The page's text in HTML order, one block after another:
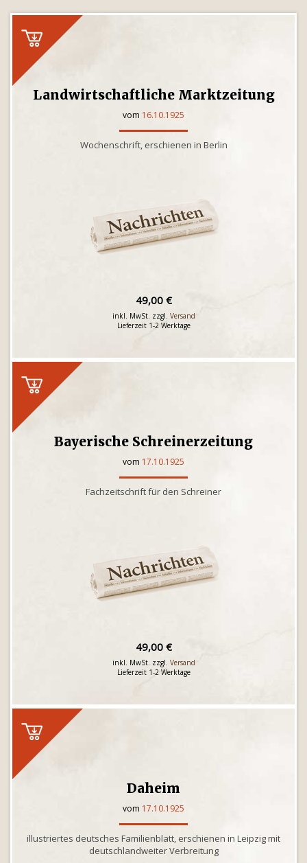
Landwirtschaftliche Marktzeitung
vom 16.10.1925
Wochenschrift, erschienen in Berlin
49,00 €
inkl. MwSt. zzgl. Versand
Lieferzeit 1-2 Werktage
Bayerische Schreinerzeitung
vom 17.10.1925
Fachzeitschrift für den Schreiner
49,00 €
inkl. MwSt. zzgl. Versand
Lieferzeit 1-2 Werktage
Daheim
vom 17.10.1925
illustriertes deutsches Familienblatt, erschienen in Leipzig mit
deutschlandweiter Verbreitung